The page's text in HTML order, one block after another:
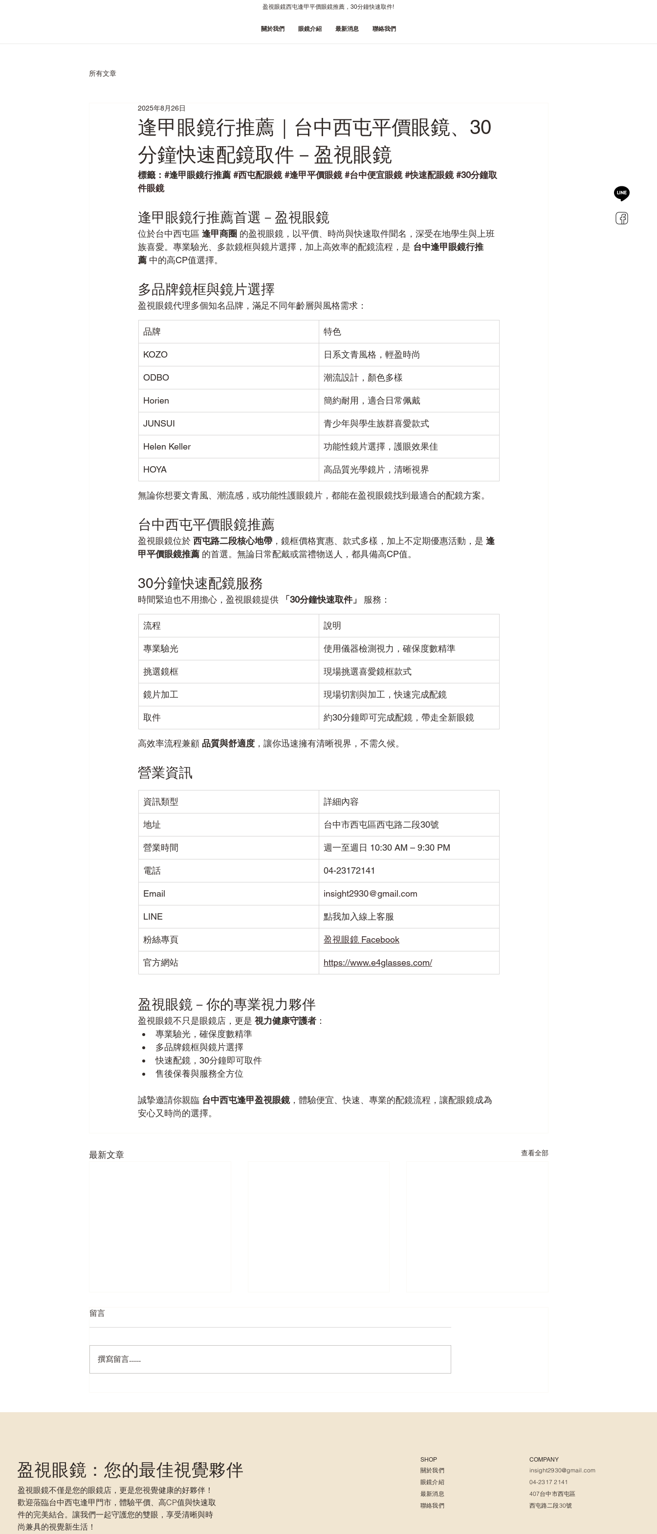
盈視眼鏡西屯逢甲平價眼鏡推薦，30分鐘快速取件!
關於我們 眼鏡介紹 最新消息 聯絡我們
所有文章
逢甲眼鏡行推薦｜台中西屯平價眼鏡、30
分鐘快速配鏡取件－盈視眼鏡
2025年8月26日
標籤：#逢甲眼鏡行推薦 #西屯配眼鏡 #逢甲平價眼鏡 #台中便宜眼鏡 #快速配眼鏡 #30分鐘取
件眼鏡
逢甲眼鏡行推薦首選－盈視眼鏡
位於台中西屯區 逢甲商圈 的盈視眼鏡，以平價、時尚與快速取件聞名，深受在地學生與上班
族喜愛。專業驗光、多款鏡框與鏡片選擇，加上高效率的配鏡流程，是 台中逢甲眼鏡行推
薦 中的高CP值選擇。
多品牌鏡框與鏡片選擇
盈視眼鏡代理多個知名品牌，滿足不同年齡層與風格需求：
品牌 特色
KOZO 日系文青風格，輕盈時尚
ODBO 潮流設計，顏色多樣
Horien 簡約耐用，適合日常佩戴
JUNSUI 青少年與學生族群喜愛款式
Helen Keller 功能性鏡片選擇，護眼效果佳
HOYA 高品質光學鏡片，清晰視界
無論你想要文青風、潮流感，或功能性護眼鏡片，都能在盈視眼鏡找到最適合的配鏡方案。
台中西屯平價眼鏡推薦
盈視眼鏡位於 西屯路二段核心地帶 ，鏡框價格實惠、款式多樣，加上不定期優惠活動，是 逢
甲平價眼鏡推薦 的首選。無論日常配戴或當禮物送人，都具備高CP值。
30分鐘快速配鏡服務
時間緊迫也不用擔心，盈視眼鏡提供 「30分鐘快速取件」 服務：
流程 說明
專業驗光 使用儀器檢測視力，確保度數精準
挑選鏡框 現場挑選喜愛鏡框款式
鏡片加工 現場切割與加工，快速完成配鏡
取件 約30分鐘即可完成配鏡，帶走全新眼鏡
高效率流程兼顧 品質與舒適度 ，讓你迅速擁有清晰視界，不需久候。
營業資訊
資訊類型 詳細內容
地址 台中市西屯區西屯路二段30號
營業時間 週一至週日 10:30 AM – 9:30 PM
電話 04-23172141
Email insight2930@gmail.com
LINE 點我加入線上客服
粉絲專頁 盈視眼鏡 Facebook
官方網站 https://www.e4glasses.com/
盈視眼鏡－你的專業視力夥伴
盈視眼鏡不只是眼鏡店，更是 視力健康守護者 ：
專業驗光，確保度數精準
多品牌鏡框與鏡片選擇
快速配鏡，30分鐘即可取件
售後保養與服務全方位
誠摯邀請你親臨 台中西屯逢甲盈視眼鏡，體驗便宜、快速、專業的配鏡流程，讓配眼鏡成為
安心又時尚的選擇。
最新文章 查看全部
鏡30分鐘取件、多品牌鏡框一
盈視眼鏡教你依臉型挑鏡框
的一樣｜台中快速配鏡・逢甲
留言
撰寫留言......
盈視眼鏡：您的最佳視覺夥伴
盈視眼鏡不僅是您的眼鏡店，更是您視覺健康的好夥伴！
歡迎蒞臨台中西屯逢甲門市，體驗平價、高CP值與快速取
件的完美結合。讓我們一起守護您的雙眼，享受清晰與時
尚兼具的視覺新生活！
SHOP
關於我們
眼鏡介紹
最新消息
聯絡我們
COMPANY
insight2930@gmail.com
04-2317 2141
407台中市西屯區
西屯路二段30號